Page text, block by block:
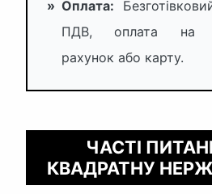
» Оплата:
ПДВ, оплата на
рахунок або карту.
ЧАСТІ
КВАДРАТНУ